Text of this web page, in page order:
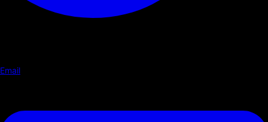
Email